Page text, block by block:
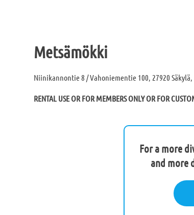
Metsämökki
Niinikannontie 8 / Vahoniementie 100, 27920
RENTAL USE OR FOR MEMBERS ONLY OR FOR
For a more
and more